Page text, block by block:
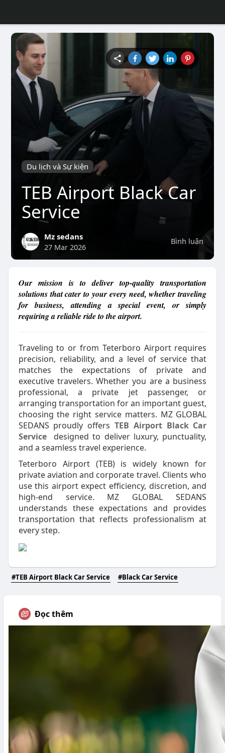
Du lịch và Sự kiện
TEB Airport Black Car
Service
Bình luận
Mz sedans
27 Mar 2026
Our mission is to deliver top-quality transportation
solutions that cater to your every need, whether traveling
for business, attending a special event, or simply
requiring a reliable ride to the airport.
Traveling to or from Teterboro Airport requires
precision, reliability, and a level of service that
matches the expectations of private and
executive travelers. Whether you are a business
professional, a private jet passenger, or
arranging transportation for an important guest,
choosing the right service matters. MZ GLOBAL
SEDANS proudly offers TEB Airport Black Car
Service
designed to deliver luxury, punctuality,
and a seamless travel experience.
Teterboro Airport (TEB) is widely known for
private aviation and corporate travel. Clients who
use this airport expect efficiency, discretion, and
high-end service. MZ GLOBAL SEDANS
understands these expectations and provides
transportation that reflects professionalism at
every step.
#TEB Airport Black Car Service #Black Car Service
Đọc thêm